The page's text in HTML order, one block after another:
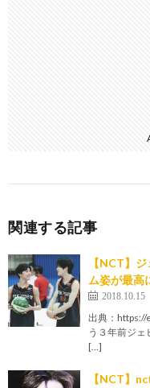
関連する記事
【NCT】
ム姿が最高
2018.10.15
出典：
う３年前ジ
[…]
【NCT】